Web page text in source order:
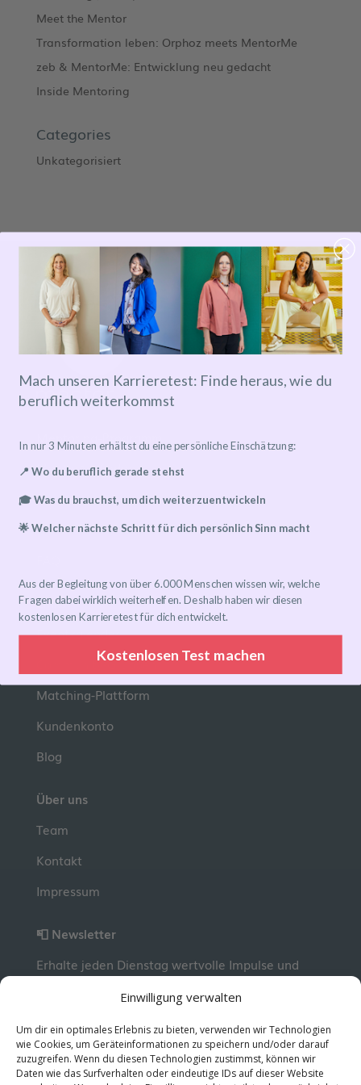
Einwilligung verwalten
Um dir ein optimales Erlebnis zu bieten, verwenden wir Technologien
wie Cookies, um Geräteinformationen zu speichern und/oder darauf
zuzugreifen. Wenn du diesen Technologien zustimmst, können wir
Daten wie das Surfverhalten oder eindeutige IDs auf dieser Website
Meet the Mentor
Transformation leben: Orphoz meets MentorMe
zeb & MentorMe: Entwicklung neu gedacht
Inside Mentoring
Categories
Unkategorisiert
Mentor*in finden
Ablauf
Preise
Links
Eventkalender
Community-Gruppen
Matching-Plattform
Kundenkonto
Blog
Über uns
Team
Kontakt
Impressum
📮 Newsletter
Erhalte jeden Dienstag wertvolle Impulse und
kostenlos abonnieren!
© 2026 MentorMe. Alle Rechte vorbehalten.
Mach unseren Karrieretest: Finde heraus, wie du
beruflich weiterkommst
In nur 3 Minuten erhältst du eine persönliche Einschätzung:
📍 Wo du beruflich gerade stehst
🎓 Was du brauchst, um dich weiterzuentwickeln
🌟 Welcher nächste Schritt für dich persönlich Sinn macht
Aus der Begleitung von über 6.000 Menschen wissen wir, welche
Fragen dabei wirklich weiterhelfen. Deshalb haben wir diesen
kostenlosen Karrieretest für dich entwickelt.
Kostenlosen Test machen